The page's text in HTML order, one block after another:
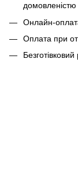
Онлайн-
Оплата при